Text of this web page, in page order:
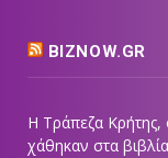
BIZNOW.GR
Η Τράπεζα Κρήτης,
χάθηκαν στα βιβλία